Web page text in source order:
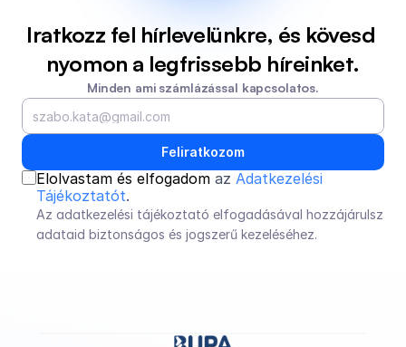
Iratkozz fel hírlevelünkre, és kövesd
nyomon a legfrissebb híreinket.
Minden ami számlázással kapcsolatos.
Feliratkozom
Elolvastam és elfogadom az Adatkezelési
Tájékoztatót.
Az adatkezelési tájékoztató elfogadásával hozzájárulsz
adataid biztonságos és jogszerű kezeléséhez.